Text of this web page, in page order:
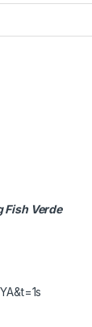
Fish Verde